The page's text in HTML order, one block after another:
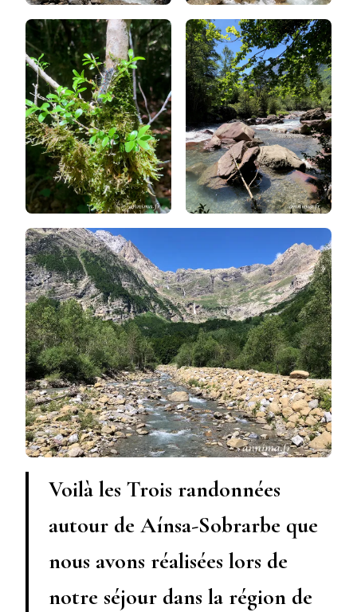
Voilà les Trois randonnées
autour de Aínsa-Sobrarbe que
nous avons réalisées lors de
notre séjour dans la région de